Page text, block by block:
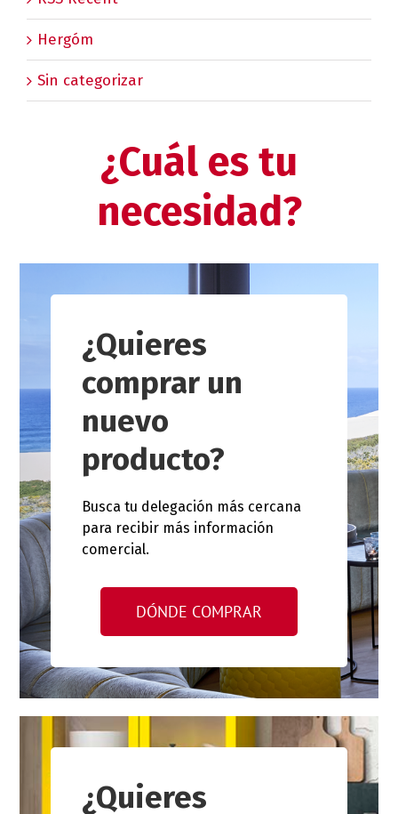
Hergóm
Sin categorizar
¿Cuál es tu
necesidad?
¿Quieres
comprar un
nuevo
producto?
Busca tu delegación más cercana
para recibir más información
comercial.
DÓNDE COMPRAR
¿Quieres